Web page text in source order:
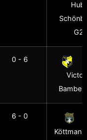
Hub.
G2
0 - 6
6 - 0